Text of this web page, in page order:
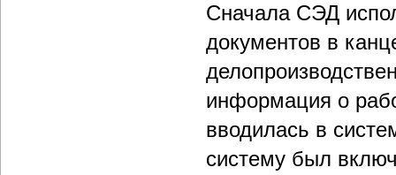
Сначала СЭД
документов в
информация о
вводилась в
систему был